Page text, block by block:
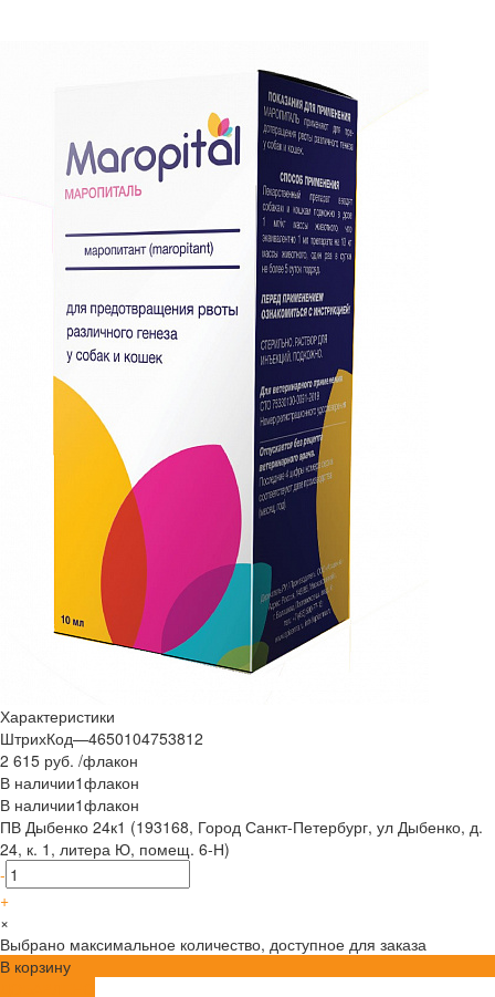
Характеристики
ШтрихКод—4650104753812
2 615 руб. /флакон
В наличии1флакон
В наличии1флакон
ПВ Дыбенко 24к1 (193168, Город Санкт-Петербург, ул Дыбенко, д.
24, к. 1, литера Ю, помещ. 6-Н)
-
+
×
Выбрано максимальное количество, доступное для заказа
В корзину